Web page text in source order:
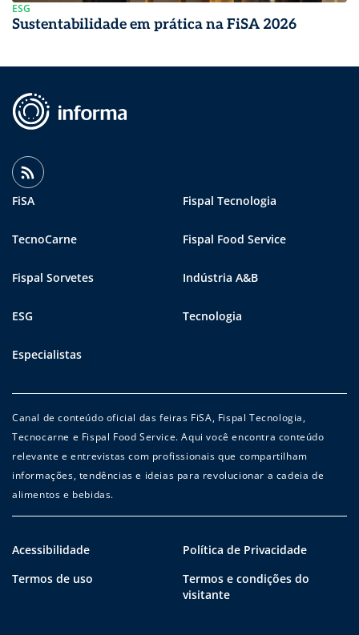
ESG
Sustentabilidade em prática na FiSA 2026
FiSA Fispal Tecnologia
TecnoCarne Fispal Food Service
Fispal Sorvetes Indústria A&B
ESG Tecnologia
Especialistas
Canal de conteúdo oficial das feiras FiSA, Fispal Tecnologia,
Tecnocarne e Fispal Food Service. Aqui você encontra conteúdo
relevante e entrevistas com profissionais que compartilham
informações, tendências e ideias para revolucionar a cadeia de
alimentos e bebidas.
Acessibilidade
Política de Privacidade
Termos de uso
Termos e condições do
visitante